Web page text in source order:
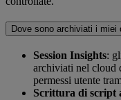
Dove sono archiviati i miei
Session Insights:
archiviati nel cloud
permessi utente
Scrittura di script